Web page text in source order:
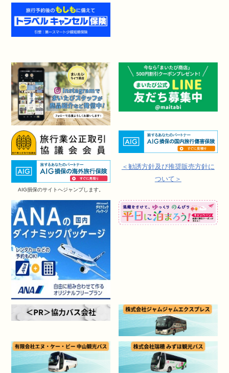
AIG損保のサイトへジャンプします。
＜勧誘方針及び推奨販売方針に
ついて＞